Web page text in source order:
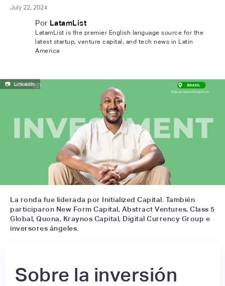
July 22, 2024
Por LatamList
LatamList is the premier English language source for the
latest startup, venture capital, and tech news in Latin
America
📷 LinkedIn
La ronda fue liderada por Initialized Capital. También
participaron New Form Capital, Abstract Ventures, Class 5
Global, Quona, Kraynos Capital, Digital Currency Group e
inversores ángeles.
Sobre la inversión